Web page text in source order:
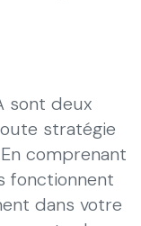
sont deux
stratégie
comprenant
fonctionnent
dans votre